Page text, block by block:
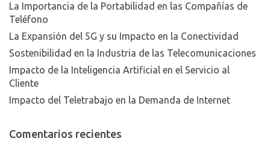
La Importancia de la Portabilidad en las Compañías de
Teléfono
La Expansión del 5G y su Impacto en la Conectividad
Sostenibilidad en la Industria de las Telecomunicaciones
Impacto de la Inteligencia Artificial en el Servicio al
Cliente
Impacto del Teletrabajo en la Demanda de Internet
Comentarios recientes